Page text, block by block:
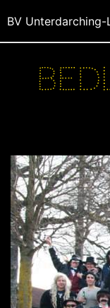
BV Unterdarching-